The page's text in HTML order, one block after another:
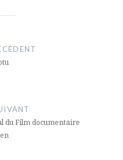
du Film documentaire